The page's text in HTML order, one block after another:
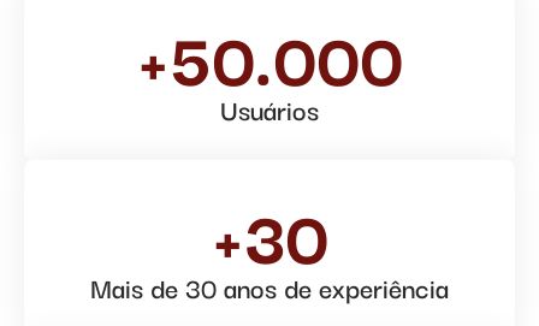
+50.000
Usuários
+30
Mais de 30 anos de experiência